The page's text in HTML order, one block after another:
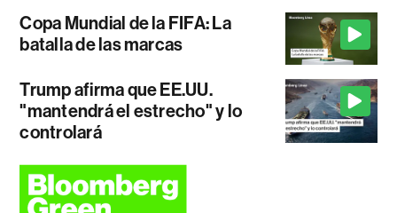
Copa Mundial de la FIFA: La
batalla de las marcas
Trump afirma que EE.UU.
"mantendrá el estrecho" y lo
controlará